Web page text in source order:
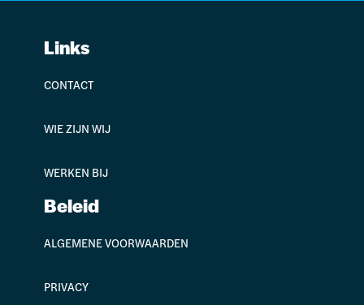
Links
CONTACT
WIE ZIJN WIJ
WERKEN BIJ
Beleid
ALGEMENE VOORWAARDEN
PRIVACY